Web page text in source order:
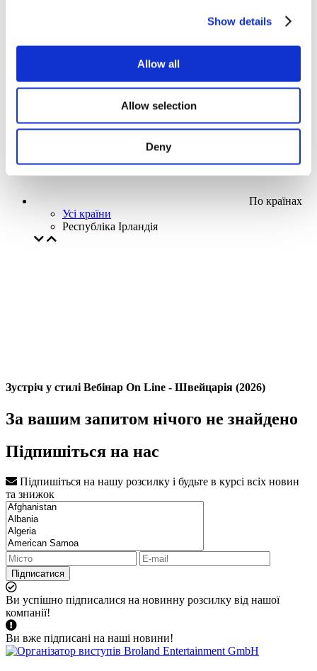
Show details
Allow all
Allow selection
Deny
Наша спецпропозиція
Без піджанру
По країнах
Усі країни
Республіка Ірландія
Зустріч у стилі Вебінар On Line - Швейцарія (2026)
За вашим запитом нічого не знайдено
Підпишіться на нас
Підпишіться на нашу розсилку і будьте в курсі всіх новин
та знижок
Підписатися
Ви успішно підписалися на новинну розсилку від нашої
компанії!
Ви вже підписані на наші новини!